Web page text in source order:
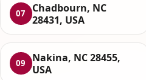
07
Chadbourn, NC
28431, USA
09
Nakina, NC 28455,
USA